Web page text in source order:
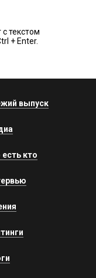
текстом
+ Enter.
выпуск
есть кто